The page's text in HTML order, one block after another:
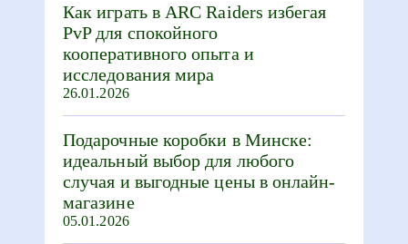
Как играть в ARC Raiders избегая
PvP для спокойного
кооперативного опыта и
исследования мира
26.01.2026
Подарочные коробки в Минске:
идеальный выбор для любого
случая и выгодные цены в онлайн-
магазине
05.01.2026